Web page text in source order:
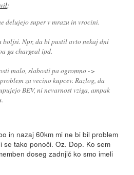
:
delujejo super v mrazu in vrocini.
boljsi. Npr, da bi pustil avto nekaj dni
ga chargeal ipd.
malo, slabosti pa ogromno ->
za vecino kupcev. Razlog, da
BEV, ni nevarnost vziga, ampak
in nazaj 60km mi ne bi bil problem
se tako ponoči. Oz. Dop. Ko sem
doseg zadnjič ko smo imeli